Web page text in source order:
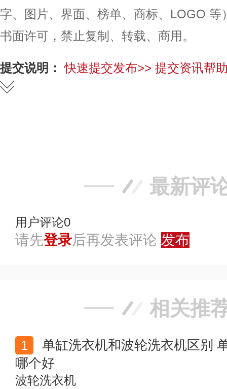
字、图片、界面、榜单、商标、LOGO
书面许可，禁止复制、转载、商用。
提交说明： 快速提交发布>> 提交资讯帮
最新评
用户评论0
请先登录后再发表评论 发布
相关推
哪个好
波轮洗衣机